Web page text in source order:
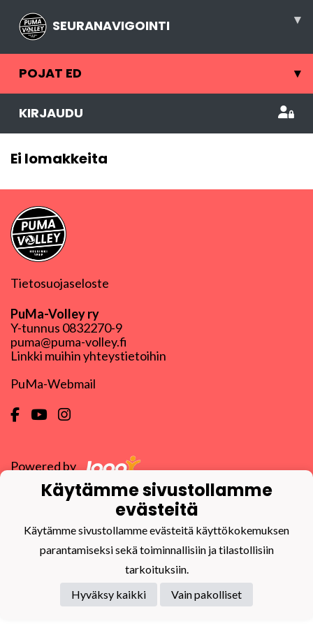
SEURANAVIGOINTI ▾
POJAT ED ▾
KIRJAUDU
Ei lomakkeita
Tietosuojaseloste
PuMa-Volley ry
Y-tunnus 0832270-9
puma@puma-volley.fi
Linkki muihin yhteystietoihin
PuMa-Webmail
Powered by
Käytämme sivustollamme
evästeitä
Käytämme sivustollamme evästeitä käyttökokemuksen
parantamiseksi sekä toiminnallisiin ja tilastollisiin
tarkoituksiin.
Hyväksy kaikki
Vain pakolliset